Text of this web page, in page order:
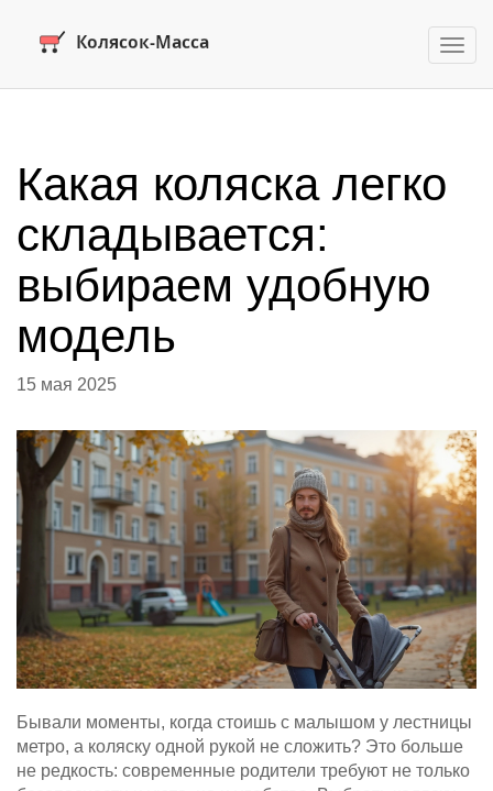
Какая коляска легко
складывается:
выбираем удобную
модель
15 мая 2025
Бывали моменты, когда стоишь с малышом у лестницы
метро, а коляску одной рукой не сложить? Это больше
не редкость: современные родители требуют не только